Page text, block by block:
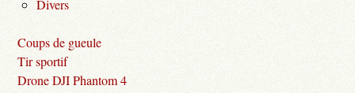
Divers
Coups de gueule
Tir sportif
Drone DJI Phantom 4